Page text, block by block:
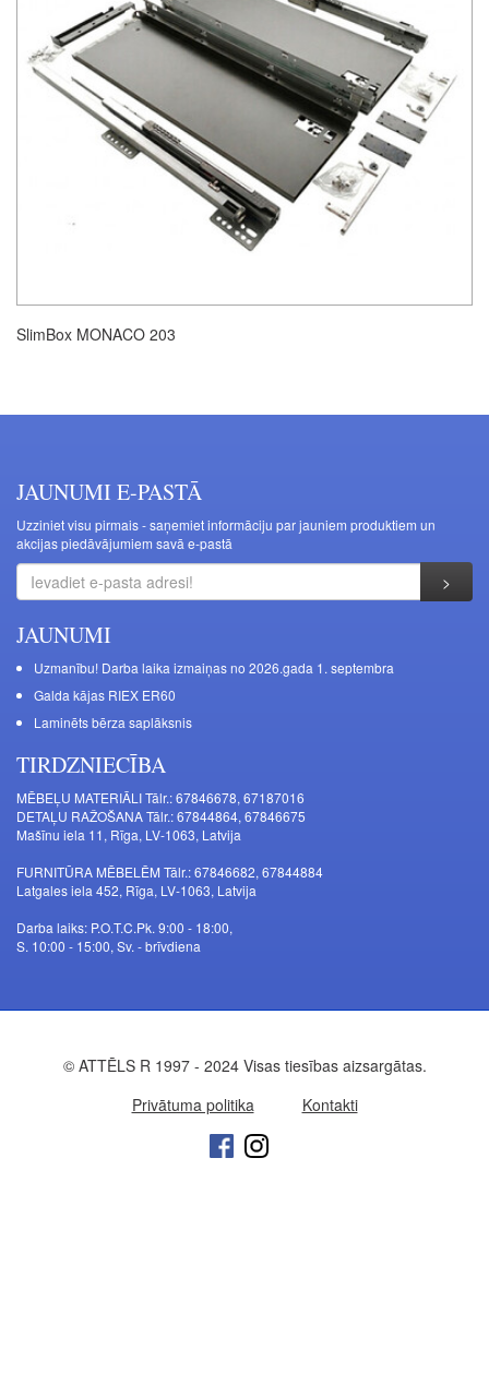
SlimBox MONACO 203
JAUNUMI E-PASTĀ
Uzziniet visu pirmais - saņemiet informāciju par jauniem produktiem un
akcijas piedāvājumiem savā e-pastā
JAUNUMI
Uzmanību! Darba laika izmaiņas no 2026.gada 1. septembra
Galda kājas RIEX ER60
Laminēts bērza saplāksnis
TIRDZNIECĪBA
MĒBEĻU MATERIĀLI Tālr.: 67846678, 67187016
DETAĻU RAŽOŠANA Tālr.: 67844864, 67846675
Mašīnu iela 11, Rīga, LV-1063, Latvija
FURNITŪRA MĒBELĒM Tālr.: 67846682, 67844884
Latgales iela 452, Rīga, LV-1063, Latvija
Darba laiks: P.O.T.C.Pk. 9:00 - 18:00,
S. 10:00 - 15:00, Sv. - brīvdiena
© ATTĒLS R 1997 - 2024 Visas tiesības aizsargātas.
Privātuma politika
Kontakti